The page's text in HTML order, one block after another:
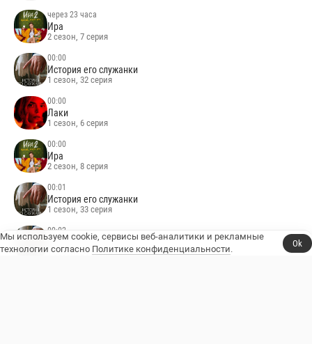
через 23 часа
Ира
2 сезон, 7 серия
00:00
История его служанки
1 сезон, 32 серия
00:00
Лаки
1 сезон, 6 серия
00:00
Ира
2 сезон, 8 серия
00:01
История его служанки
1 сезон, 33 серия
00:02
История его служанки
1 сезон, 34 серия
Мы используем cookie, сервисы веб-аналитики и рекламные
технологии согласно Политике конфиденциальности.
Ok